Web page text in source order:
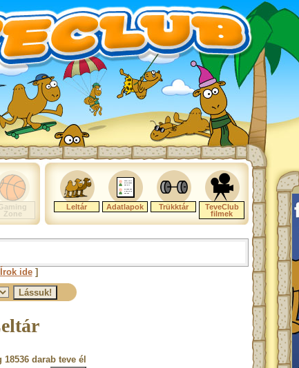
Zone
Leltár Adatlapok Trükktár
TeveClub
filmek
Írok ide]
darab teve él